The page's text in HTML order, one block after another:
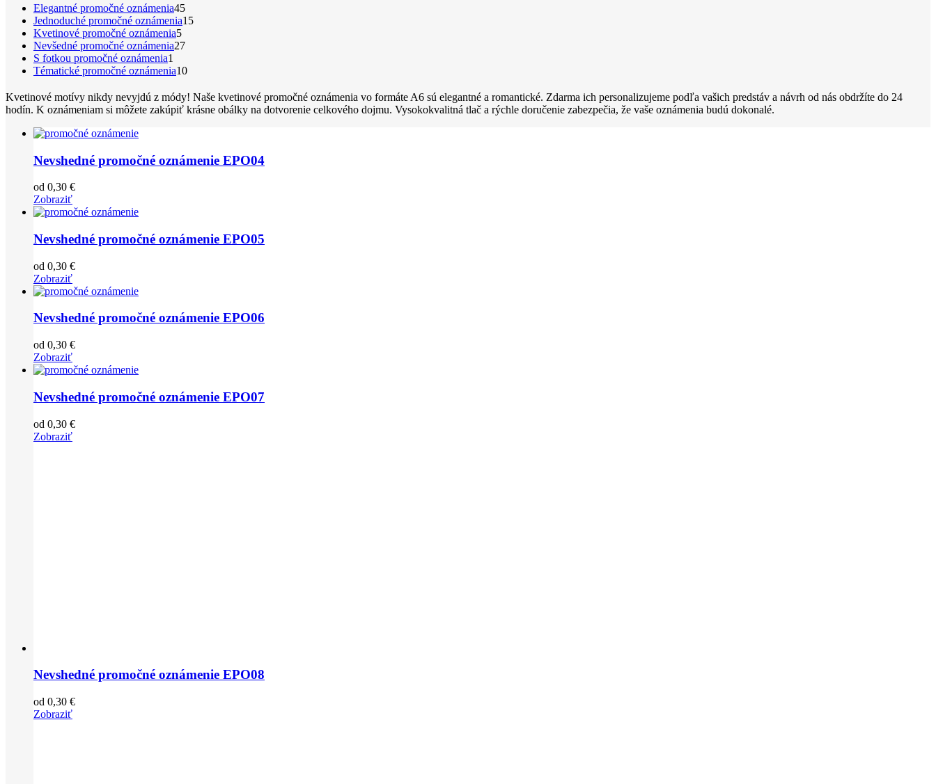
Elegantné promočné oznámenia4545
produktov
Jednoduché promočné oznámenia1515
Kvetinové promočné oznámenia55
produktov
Nevšedné promočné oznámenia2727
S fotkou promočné oznámenia1
produkt
Tématické promočné oznámenia1010
Kvetinové motívy nikdy nevyjdú z módy! Naše kvetinové promočné oznámenia vo formáte A6 sú elegantné a romantické. Zdarma ich personalizujeme podľa vašich predstáv a návrh od nás obdržíte do 24
hodín. K oznámeniam si môžete zakúpiť krásne obálky na dotvorenie celkového dojmu. Vysokokvalitná tlač a rýchle doručenie zabezpečia, že vaše oznámenia budú dokonalé.
Nevshedné promočné oznámenie EPO04
od 0,30 €
Zobraziť
Nevshedné promočné oznámenie EPO05
od 0,30 €
Zobraziť
Nevshedné promočné oznámenie EPO06
od 0,30 €
Zobraziť
Nevshedné promočné oznámenie EPO07
od 0,30 €
Zobraziť
Nevshedné promočné oznámenie EPO08
od 0,30 €
Zobraziť